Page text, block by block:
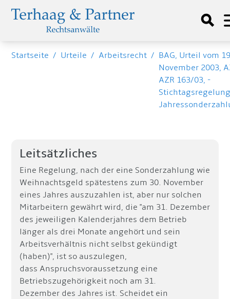
Startseite / Urteile / Arbeitsrecht / BAG, Urteil vom
November 2003,
AZR 163/03, -
Leitsätzliches
Eine Regelung, nach der eine Sonderzahlung wie
Weihnachtsgeld spätestens zum 30. November
eines Jahres auszuzahlen ist, aber nur solchen
Mitarbeitern gewährt wird, die "am 31. Dezember
des jeweiligen Kalenderjahres dem Betrieb
länger als drei Monate angehört und sein
Arbeitsverhältnis nicht selbst gekündigt
(haben)", ist so auszulegen,
dass Anspruchsvoraussetzung eine
Betriebszugehörigkeit noch am 31.
Dezember des Jahres ist. Scheidet ein